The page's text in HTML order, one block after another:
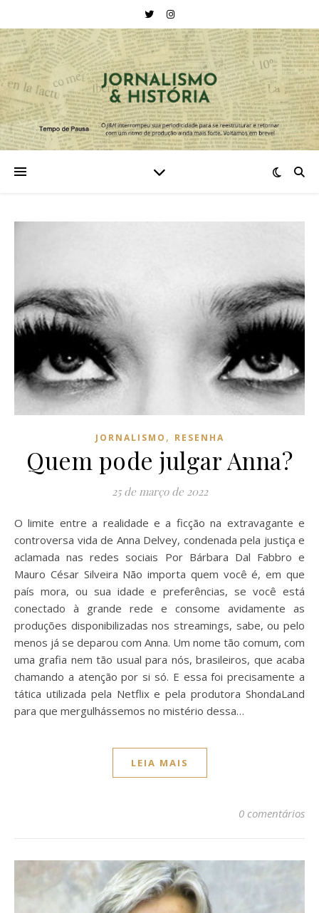
JORNALISMO , RESENHA
Quem pode julgar Anna?
25 de março de 2022
O limite entre a realidade e a ficção na extravagante e
controversa vida de Anna Delvey, condenada pela justiça e
aclamada nas redes sociais Por Bárbara Dal Fabbro e
Mauro César Silveira Não importa quem você é, em que
país mora, ou sua idade e preferências, se você está
conectado à grande rede e consome avidamente as
produções disponibilizadas nos streamings, sabe, ou pelo
menos já se deparou com Anna. Um nome tão comum, com
uma grafia nem tão usual para nós, brasileiros, que acaba
chamando a atenção por si só. E essa foi precisamente a
tática utilizada pela Netflix e pela produtora ShondaLand
para que mergulhássemos no mistério dessa…
LEIA MAIS
0 comentários